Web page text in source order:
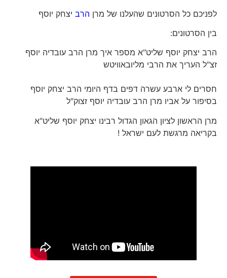
לפניכם כל הסרטונים שהעלנו של מרן הרב יצחק יוסף
בין הסרטונים:
הרב יצחק יוסף שליט"א מספר איך מרן הרב עובדיה יוסף
זצ"ל העריך את הרבי מליובאוויטש
חסרים לי ארבע עשרה דפים בדף היומי הרב יצחק יוסף
בסיפור על אביו מרן הרב עובדיה יוסף זצוק"ל
מרן הראשון לציון הגאון הגדול רבינו יצחק יוסף שליט"א
בקריאה מרגשת לעם ישראל !